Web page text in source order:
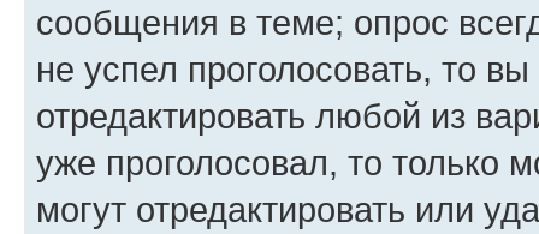
сообщения в теме; опрос
не успел проголосовать, то
отредактировать любой из
уже проголосовал, то только
могут отредактировать или